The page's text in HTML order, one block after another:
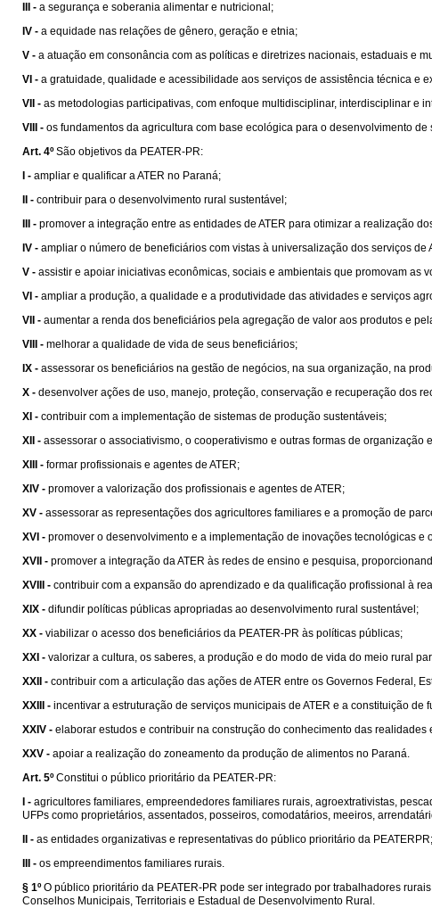
III - a segurança e soberania alimentar e nutricional;
IV - a equidade nas relações de gênero, geração e etnia;
V - a atuação em consonância com as políticas e diretrizes nacionais, estaduais e
VI - a gratuidade, qualidade e acessibilidade aos serviços de assistência técnica e
VII - as metodologias participativas, com enfoque multidisciplinar, interdisciplinar e
VIII - os fundamentos da agricultura com base ecológica para o desenvolvimento
Art. 4º São objetivos da PEATER-PR:
I - ampliar e qualificar a ATER no Paraná;
II - contribuir para o desenvolvimento rural sustentável;
III - promover a integração entre as entidades de ATER para otimizar a realização
IV - ampliar o número de beneficiários com vistas à universalização dos serviços de
V - assistir e apoiar iniciativas econômicas, sociais e ambientais que promovam as
VI - ampliar a produção, a qualidade e a produtividade das atividades e serviços
VII - aumentar a renda dos beneficiários pela agregação de valor aos produtos e
VIII - melhorar a qualidade de vida de seus beneficiários;
IX - assessorar os beneficiários na gestão de negócios, na sua organização, na
X - desenvolver ações de uso, manejo, proteção, conservação e recuperação dos
XI - contribuir com a implementação de sistemas de produção sustentáveis;
XII - assessorar o associativismo, o cooperativismo e outras formas de organização
XIII - formar profissionais e agentes de ATER;
XIV - promover a valorização dos profissionais e agentes de ATER;
XV - assessorar as representações dos agricultores familiares e a promoção de
XVI - promover o desenvolvimento e a implementação de inovações tecnológicas e
XVII - promover a integração da ATER às redes de ensino e pesquisa,
XVIII - contribuir com a expansão do aprendizado e da qualificação profissional à
XIX - difundir políticas públicas apropriadas ao desenvolvimento rural sustentável;
XX - viabilizar o acesso dos beneficiários da PEATER-PR às políticas públicas;
XXI - valorizar a cultura, os saberes, a produção e do modo de vida do meio rural
XXII - contribuir com a articulação das ações de ATER entre os Governos Federal,
XXIII - incentivar a estruturação de serviços municipais de ATER e a constituição de
XXIV - elaborar estudos e contribuir na construção do conhecimento das
XXV - apoiar a realização do zoneamento da produção de alimentos no Paraná.
Art. 5º Constitui o público prioritário da PEATER-PR:
I - agricultores familiares, empreendedores familiares rurais, agroextrativistas,
UFPs como proprietários, assentados, posseiros, comodatários, meeiros,
II - as entidades organizativas e representativas do público prioritário da PEATERPR;
III - os empreendimentos familiares rurais.
§ 1º O público prioritário da PEATER-PR pode ser integrado por trabalhadores
Conselhos Municipais, Territoriais e Estadual de Desenvolvimento Rural.